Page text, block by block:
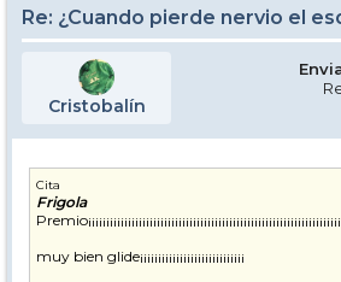
Re: ¿Cuando pierde nervio el
Cristobalín
Cita
Frigola
muy bien glide¡¡¡¡¡¡¡¡¡¡¡¡¡¡¡¡¡¡¡¡¡¡¡¡¡¡¡¡¡